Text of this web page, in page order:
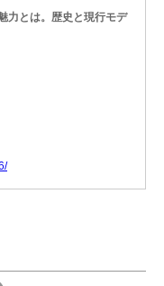
力とは。歴史と現行モデ